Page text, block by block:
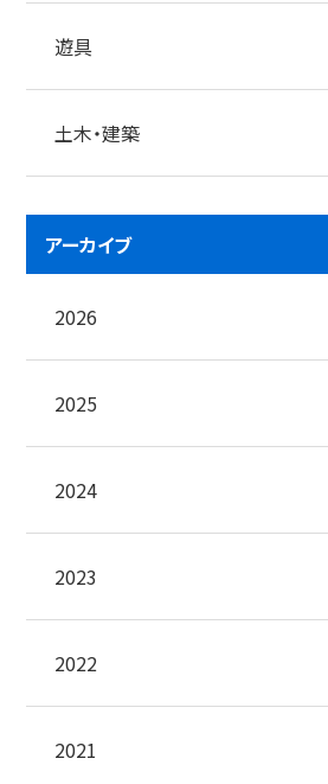
遊具
土木・建築
アーカイブ
2026
2025
2024
2023
2022
2021